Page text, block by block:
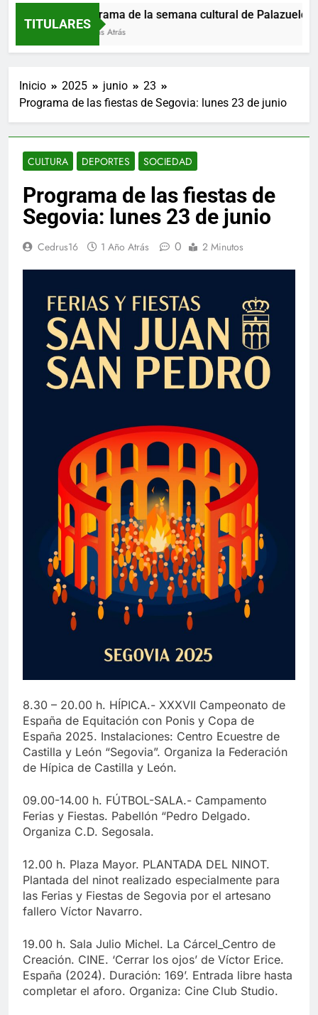
TITULARES
Programa de la semana cultural de Palazuelos
6 Horas Atrás
Inicio 2025 junio
23
Programa de las fiestas de Segovia: lunes 23 de junio
CULTURA DEPORTES SOCIEDAD
Programa de las fiestas de
Segovia: lunes 23 de junio
Cedrus16 1 Año Atrás 0 2 Minutos
8.30 – 20.00 h. HÍPICA.- XXXVII Campeonato de
España de Equitación con Ponis y Copa de
España 2025. Instalaciones: Centro Ecuestre de
Castilla y León “Segovia”. Organiza la Federación
de Hípica de Castilla y León.
09.00-14.00 h. FÚTBOL-SALA.- Campamento
Ferias y Fiestas. Pabellón “Pedro Delgado.
Organiza C.D. Segosala.
12.00 h. Plaza Mayor. PLANTADA DEL NINOT.
Plantada del ninot realizado especialmente para
las Ferias y Fiestas de Segovia por el artesano
fallero Víctor Navarro.
19.00 h. Sala Julio Michel. La Cárcel_Centro de
Creación. CINE. ‘Cerrar los ojos’ de Víctor Erice.
España (2024). Duración: 169’. Entrada libre hasta
completar el aforo. Organiza: Cine Club Studio.